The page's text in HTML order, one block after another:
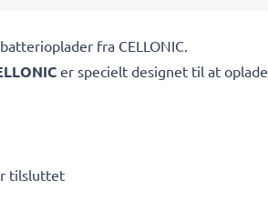
fra CELLONIC.
er specielt designet til at oplade
tilsluttet